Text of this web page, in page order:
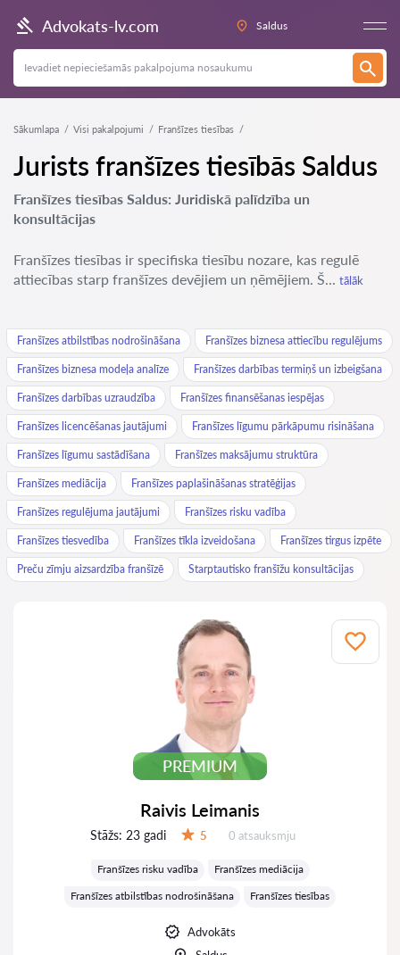
Advokats-lv.com Saldus
Sākumlapa Visi pakalpojumi Franšīzes tiesības
Jurists franšīzes tiesībās Saldus
Franšīzes tiesības Saldus: Juridiskā palīdzība un
konsultācijas
Franšīzes tiesības ir specifiska tiesību nozare, kas regulē
attiecības starp franšīzes devējiem un ņēmējiem. Š... tālāk
Franšīzes atbilstības nodrošināšana Franšīzes biznesa attiecību regulējums
Franšīzes biznesa modeļa analīze Franšīzes darbības termiņš un izbeigšana
Franšīzes darbības uzraudzība Franšīzes finansēšanas iespējas
Franšīzes licencēšanas jautājumi Franšīzes līgumu pārkāpumu risināšana
Franšīzes līgumu sastādīšana Franšīzes maksājumu struktūra
Franšīzes mediācija Franšīzes paplašināšanas stratēģijas
Franšīzes regulējuma jautājumi Franšīzes risku vadība
Franšīzes tiesvedība Franšīzes tīkla izveidošana Franšīzes tirgus izpēte
Preču zīmju aizsardzība franšīzē Starptautisko franšīžu konsultācijas
PREMIUM
Raivis Leimanis
Stāžs: 23 gadi 5 Atsauksmes:
0 atsauksmju
Franšīzes risku vadība
Franšīzes mediācija
Franšīzes atbilstības nodrošināšana
Franšīzes tiesības
Advokāts